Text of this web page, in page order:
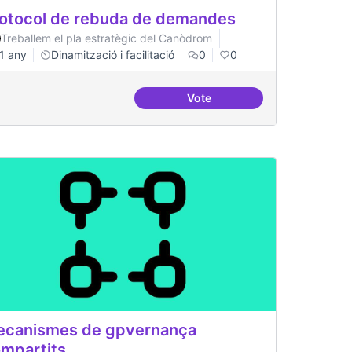
de rebuda de demandes
Treballem el pla estratègic del Canòdrom
1 any
Dinamització i facilitació 0 0
VoteProtocol de rebuda de
de gpvernança